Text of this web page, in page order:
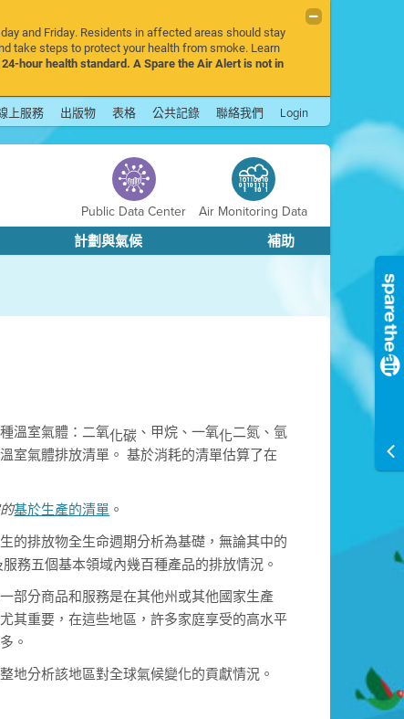
and Friday. Residents in affected areas should stay
take steps to protect your health from smoke. Learn
hour health standard. A Spare the Air Alert is not in
上服務 出版物 表格 公共記錄 聯絡我們 Login
Public Data Center Air Monitoring Data
計劃與氣候 補助
溫室氣體：二氧化碳 、甲烷、一氧化二氮、氫
室氣體排放清單。 基於消耗的清單估算了在
基於生產的清單 。
的排放物全生命週期分析為基礎，無論其中的
務五個基本領域內幾百種產品的排放情況。
部分商品和服務是在其他州或其他國家生產
其重要，在這些地區，許多家庭享受的高水平
。
地分析該地區對全球氣候變化的貢獻情況。